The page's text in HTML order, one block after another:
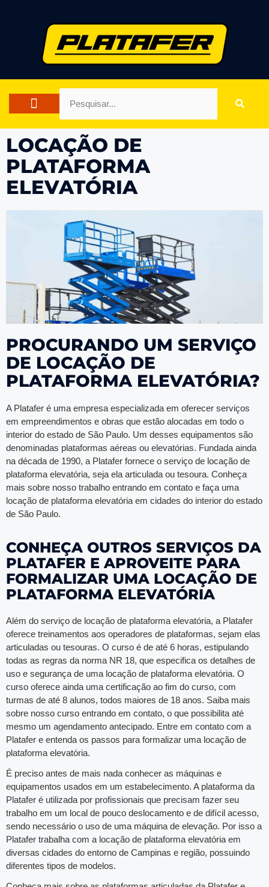
LOCAÇÃO DE
PLATAFORMA
ELEVATÓRIA
PROCURANDO UM SERVIÇO
DE LOCAÇÃO DE
PLATAFORMA ELEVATÓRIA?
A Platafer é uma empresa especializada em oferecer serviços
em empreendimentos e obras que estão alocadas em todo o
interior do estado de São Paulo. Um desses equipamentos são
denominadas plataformas aéreas ou elevatórias. Fundada ainda
na década de 1990, a Platafer fornece o serviço de locação de
plataforma elevatória, seja ela articulada ou tesoura. Conheça
mais sobre nosso trabalho entrando em contato e faça uma
locação de plataforma elevatória em cidades do interior do estado
de São Paulo.
CONHEÇA OUTROS SERVIÇOS DA
PLATAFER E APROVEITE PARA
FORMALIZAR UMA LOCAÇÃO DE
PLATAFORMA ELEVATÓRIA
Além do serviço de locação de plataforma elevatória, a Platafer
oferece treinamentos aos operadores de plataformas, sejam elas
articuladas ou tesouras. O curso é de até 6 horas, estipulando
todas as regras da norma NR 18, que especifica os detalhes de
uso e segurança de uma locação de plataforma elevatória. O
curso oferece ainda uma certificação ao fim do curso, com
turmas de até 8 alunos, todos maiores de 18 anos. Saiba mais
sobre nosso curso entrando em contato, o que possibilita até
mesmo um agendamento antecipado. Entre em contato com a
Platafer e entenda os passos para formalizar uma locação de
plataforma elevatória.
É preciso antes de mais nada conhecer as máquinas e
equipamentos usados em um estabelecimento. A plataforma da
Platafer é utilizada por profissionais que precisam fazer seu
trabalho em um local de pouco deslocamento e de difícil acesso,
sendo necessário o uso de uma máquina de elevação. Por isso a
Platafer trabalha com a locação de plataforma elevatória em
diversas cidades do entorno de Campinas e região, possuindo
diferentes tipos de modelos.